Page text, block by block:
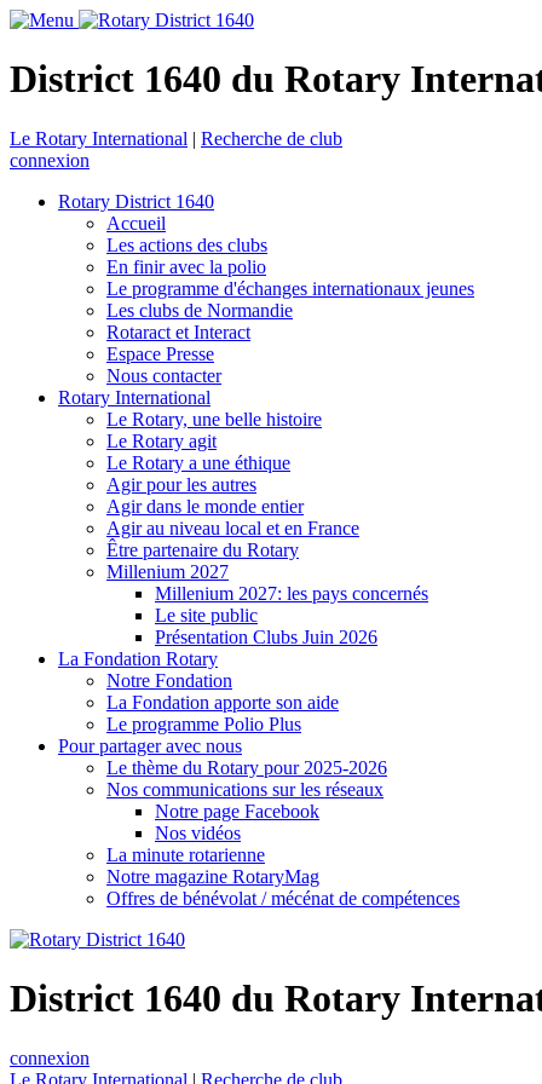
District 1640 du Rotary
Le Rotary International | Recherche de club
connexion
Rotary District 1640
Accueil
Les actions des clubs
En finir avec la polio
Le programme d'échanges internationaux jeunes
Les clubs de Normandie
Rotaract et Interact
Espace Presse
Nous contacter
Rotary International
Le Rotary, une belle histoire
Le Rotary agit
Le Rotary a une éthique
Agir pour les autres
Agir dans le monde entier
Agir au niveau local et en France
Être partenaire du Rotary
Millenium 2027
Millenium 2027: les pays concernés
Le site public
Présentation Clubs Juin 2026
La Fondation Rotary
Notre Fondation
La Fondation apporte son aide
Le programme Polio Plus
Pour partager avec nous
Le thème du Rotary pour 2025-2026
Nos communications sur les réseaux
Notre page Facebook
Nos vidéos
La minute rotarienne
Notre magazine RotaryMag
Offres de bénévolat / mécénat de compétences
District 1640 du Rotary
connexion
Le Rotary International | Recherche de club